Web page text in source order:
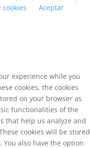
cookies
Aceptar
experience while you
cookies, the cookies
on your browser as
functionalities of the
that help us analyze and
cookies will be stored
also have the option